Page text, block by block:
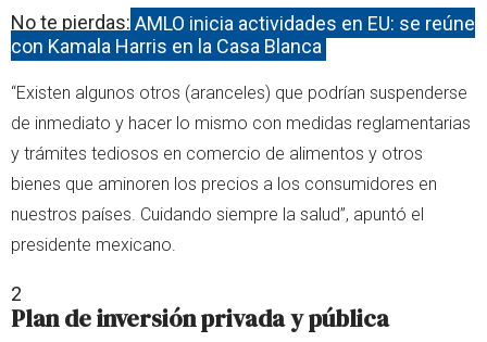
No te pierdas: AMLO inicia actividades en EU: se reúne
con Kamala Harris en la Casa Blanca
“Existen algunos otros (aranceles) que podrían suspenderse
de inmediato y hacer lo mismo con medidas reglamentarias
y trámites tediosos en comercio de alimentos y otros
bienes que aminoren los precios a los consumidores en
nuestros países. Cuidando siempre la salud”, apuntó el
presidente mexicano.
2
Plan de inversión privada y pública